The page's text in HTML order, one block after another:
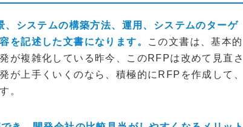
システムの構築方法、運用、システムのターゲ
を記述した文書になります。
この文書は、基本的
が複雑化している昨今、このRFPは改めて見直さ
が上手くいくのなら、積極的にRFPを作成して、
。